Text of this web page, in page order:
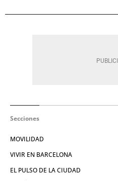
Secciones
MOVILIDAD
VIVIR EN BARCELONA
EL PULSO DE LA CIUDAD